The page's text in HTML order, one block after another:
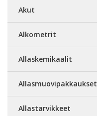
Akut
Alkometrit
Allaskemikaalit
Allasmuovipakkaukset
Allastarvikkeet